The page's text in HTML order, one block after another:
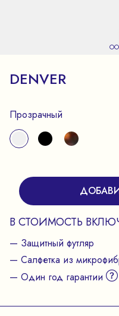
DENVER
Прозрачный
В СТОИМОСТЬ
— Защитный футляр
— Салфетка из
— Один год гарантии